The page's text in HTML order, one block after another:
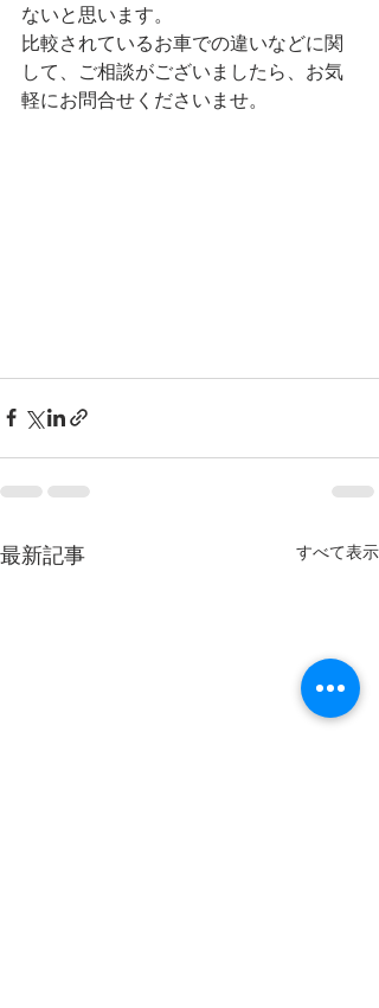
ないと思います。
比較されているお車での違いなどに関
して、ご相談がございましたら、お気
軽にお問合せくださいませ。
最新記事 すべて表示